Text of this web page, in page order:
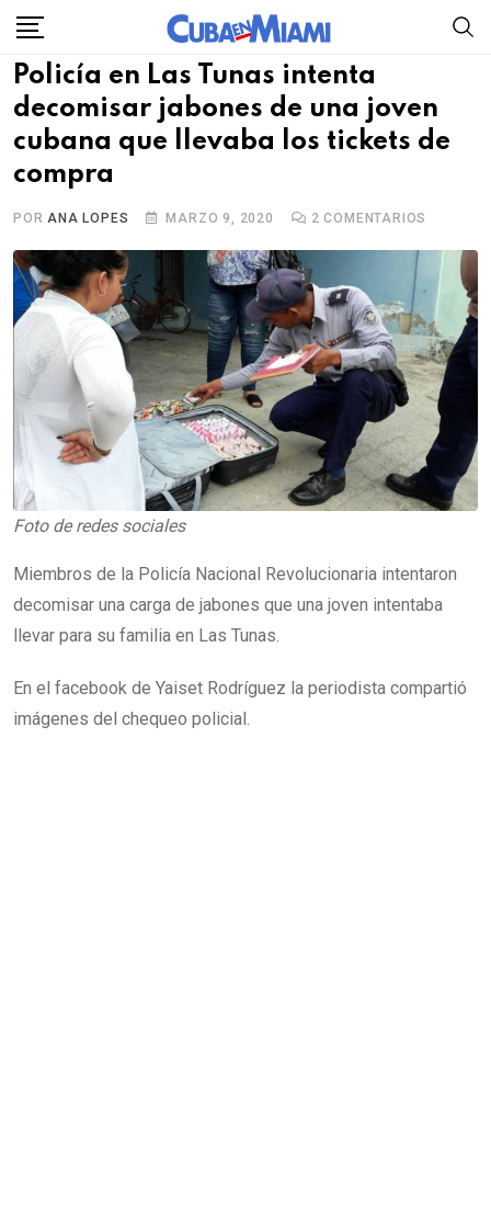
Skip
content
Policía en Las Tunas intenta
decomisar jabones de una joven
cubana que llevaba los tickets de
compra
PORANA LOPES MARZO 9, 2020 2 COMENTARIOS
Foto de redes sociales
Miembros de la Policía Nacional Revolucionaria intentaron
decomisar una carga de jabones que una joven intentaba
llevar para su familia en Las Tunas.
En el facebook de Yaiset Rodríguez la periodista compartió
imágenes del chequeo policial.